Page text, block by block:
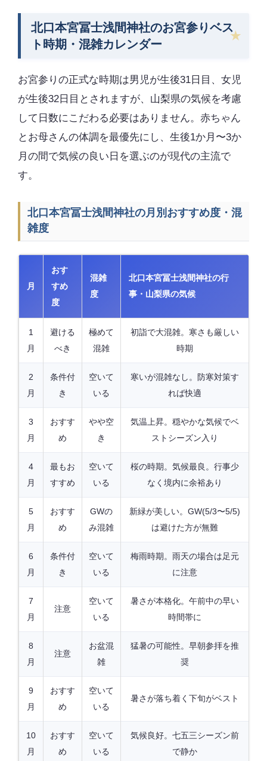
北口本宮冨士浅間神社のお宮参りベス
ト時期・混雑カレンダー
お宮参りの正式な時期は男児が生後31日目、女児
が生後32日目とされますが、山梨県の気候を考慮
して日数にこだわる必要はありません。赤ちゃん
とお母さんの体調を最優先にし、生後1か月〜3か
月の間で気候の良い日を選ぶのが現代の主流で
す。
北口本宮冨士浅間神社の月別おすすめ度・混
雑度
月
おす
すめ
度
混雑
度
北口本宮冨士浅間神社の行
事・山梨県の気候
1
月
避ける
べき
極めて
混雑
初詣で大混雑。寒さも厳しい
時期
2
月
条件付
き
空いて
いる
寒いが混雑なし。防寒対策す
れば快適
3
月
おすす
め
やや空
き
気温上昇。穏やかな気候でベ
ストシーズン入り
4
月
最もお
すすめ
空いて
いる
桜の時期。気候最良。行事少
なく境内に余裕あり
5
月
おすす
め
GWの
み混雑
新緑が美しい。GW(5/3〜5/5)
は避けた方が無難
6
月
条件付
き
空いて
いる
梅雨時期。雨天の場合は足元
に注意
7
月
注意
空いて
いる
暑さが本格化。午前中の早い
時間帯に
8
月
注意
お盆混
雑
猛暑の可能性。早朝参拝を推
奨
9
月
おすす
め
空いて
いる
暑さが落ち着く下旬がベスト
10
月
おすす
め
空いて
いる
気候良好。七五三シーズン前
で静か